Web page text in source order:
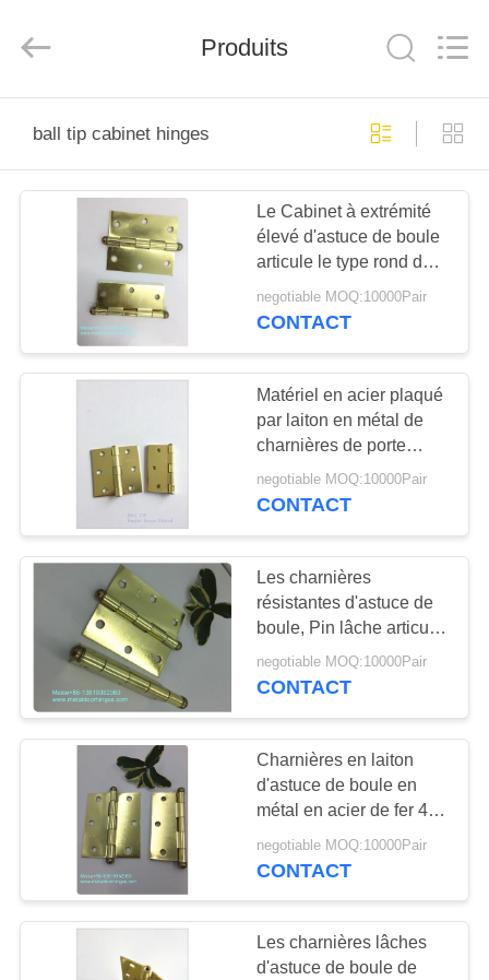
PRODUITS
VIDÉOS
SUJET
VISITE
D'USINE
CONTRÔLE
QUALITÉ
CONTACTEZ-
NOUVELLES
PLAN
HongFengDa
Hardware
Produits
ball tip cabinet hinges
Le Cabinet à extrémité
élevé d'astuce de boule
articule le type rond de
haute sécurité
résidentielle précise de
negotiable MOQ:10000Pair
CONTACT
Matériel en acier plaqué
par laiton en métal de
charnières de porte
d'astuce de boule pour
la porte en bois
negotiable MOQ:10000Pair
CONTACT
Les charnières
résistantes d'astuce de
boule, Pin lâche articule
la taille adaptée aux
besoins du client par
negotiable MOQ:10000Pair
CONTACT
Charnières en laiton
d'astuce de boule en
métal en acier de fer 4" »
conception facile de
fantaisie de l'installation
negotiable MOQ:10000Pair
CONTACT
Les charnières lâches
d'astuce de boule de